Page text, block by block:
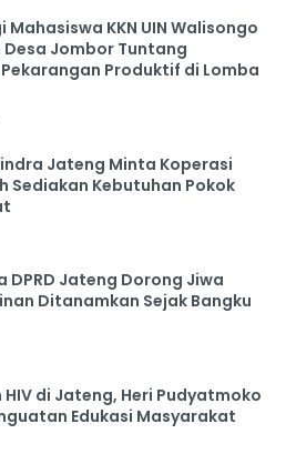
KKN UIN Walisongo
Desa Jombor Tuntang
Produktif di Lomba
Jateng Minta Koperasi
Sediakan Kebutuhan Pokok
DPRD Jateng Dorong Jiwa
Ditanamkan Sejak Bangku
HIV di Jateng, Heri Pudyatmoko
Edukasi Masyarakat